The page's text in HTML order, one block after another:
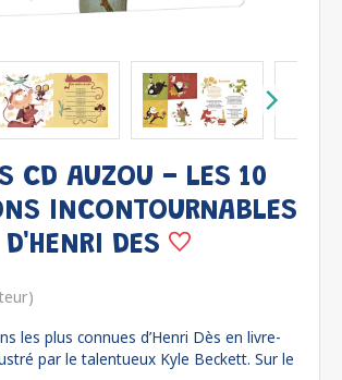
CD AUZOU - LES 10
INCONTOURNABLES
D'HENRI DES
les plus connues d’Henri Dès en livre-
par le talentueux Kyle Beckett. Sur le